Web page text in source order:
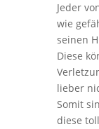
Jeder
wie
seinen
Diese
lieber
Somit
diese